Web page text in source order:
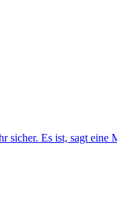
Es ist, sagt eine